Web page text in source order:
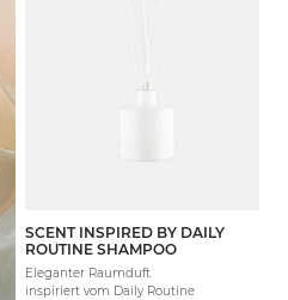
200 ml
SCENT INSPIRED BY DAILY
ROUTINE SHAMPOO
Eleganter Raumduft
inspiriert vom Daily Routine